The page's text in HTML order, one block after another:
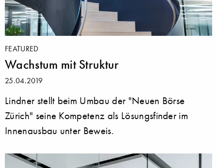
FEATURED
Wachstum mit Struktur
25.04.2019
Lindner stellt beim Umbau der "Neuen Börse
Zürich" seine Kompetenz als Lösungsfinder im
Innenausbau unter Beweis.